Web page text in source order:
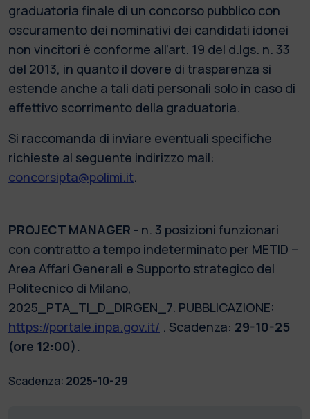
graduatoria finale di un concorso pubblico con
oscuramento dei nominativi dei candidati idonei
non vincitori è conforme all’art. 19 del d.lgs. n. 33
del 2013, in quanto il dovere di trasparenza si
estende anche a tali dati personali solo in caso di
effettivo scorrimento della graduatoria.
Si raccomanda di inviare eventuali specifiche
richieste al seguente indirizzo mail:
concorsipta@polimi.it.
PROJECT MANAGER - n. 3 posizioni funzionari
con contratto a tempo indeterminato per METID –
Area Affari Generali e Supporto strategico del
Politecnico di Milano,
2025_PTA_TI_D_DIRGEN_7. PUBBLICAZIONE:
https://portale.inpa.gov.it/ . Scadenza: 29-10-25
(ore 12:00).
Scadenza: 2025-10-29